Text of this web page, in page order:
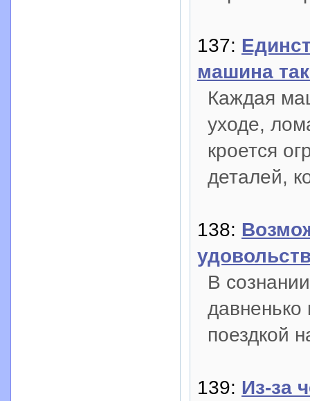
137:
машина
Каждая
уходе,
кроется
деталей,
138:
В
давненько
поездкой
139: Из-за